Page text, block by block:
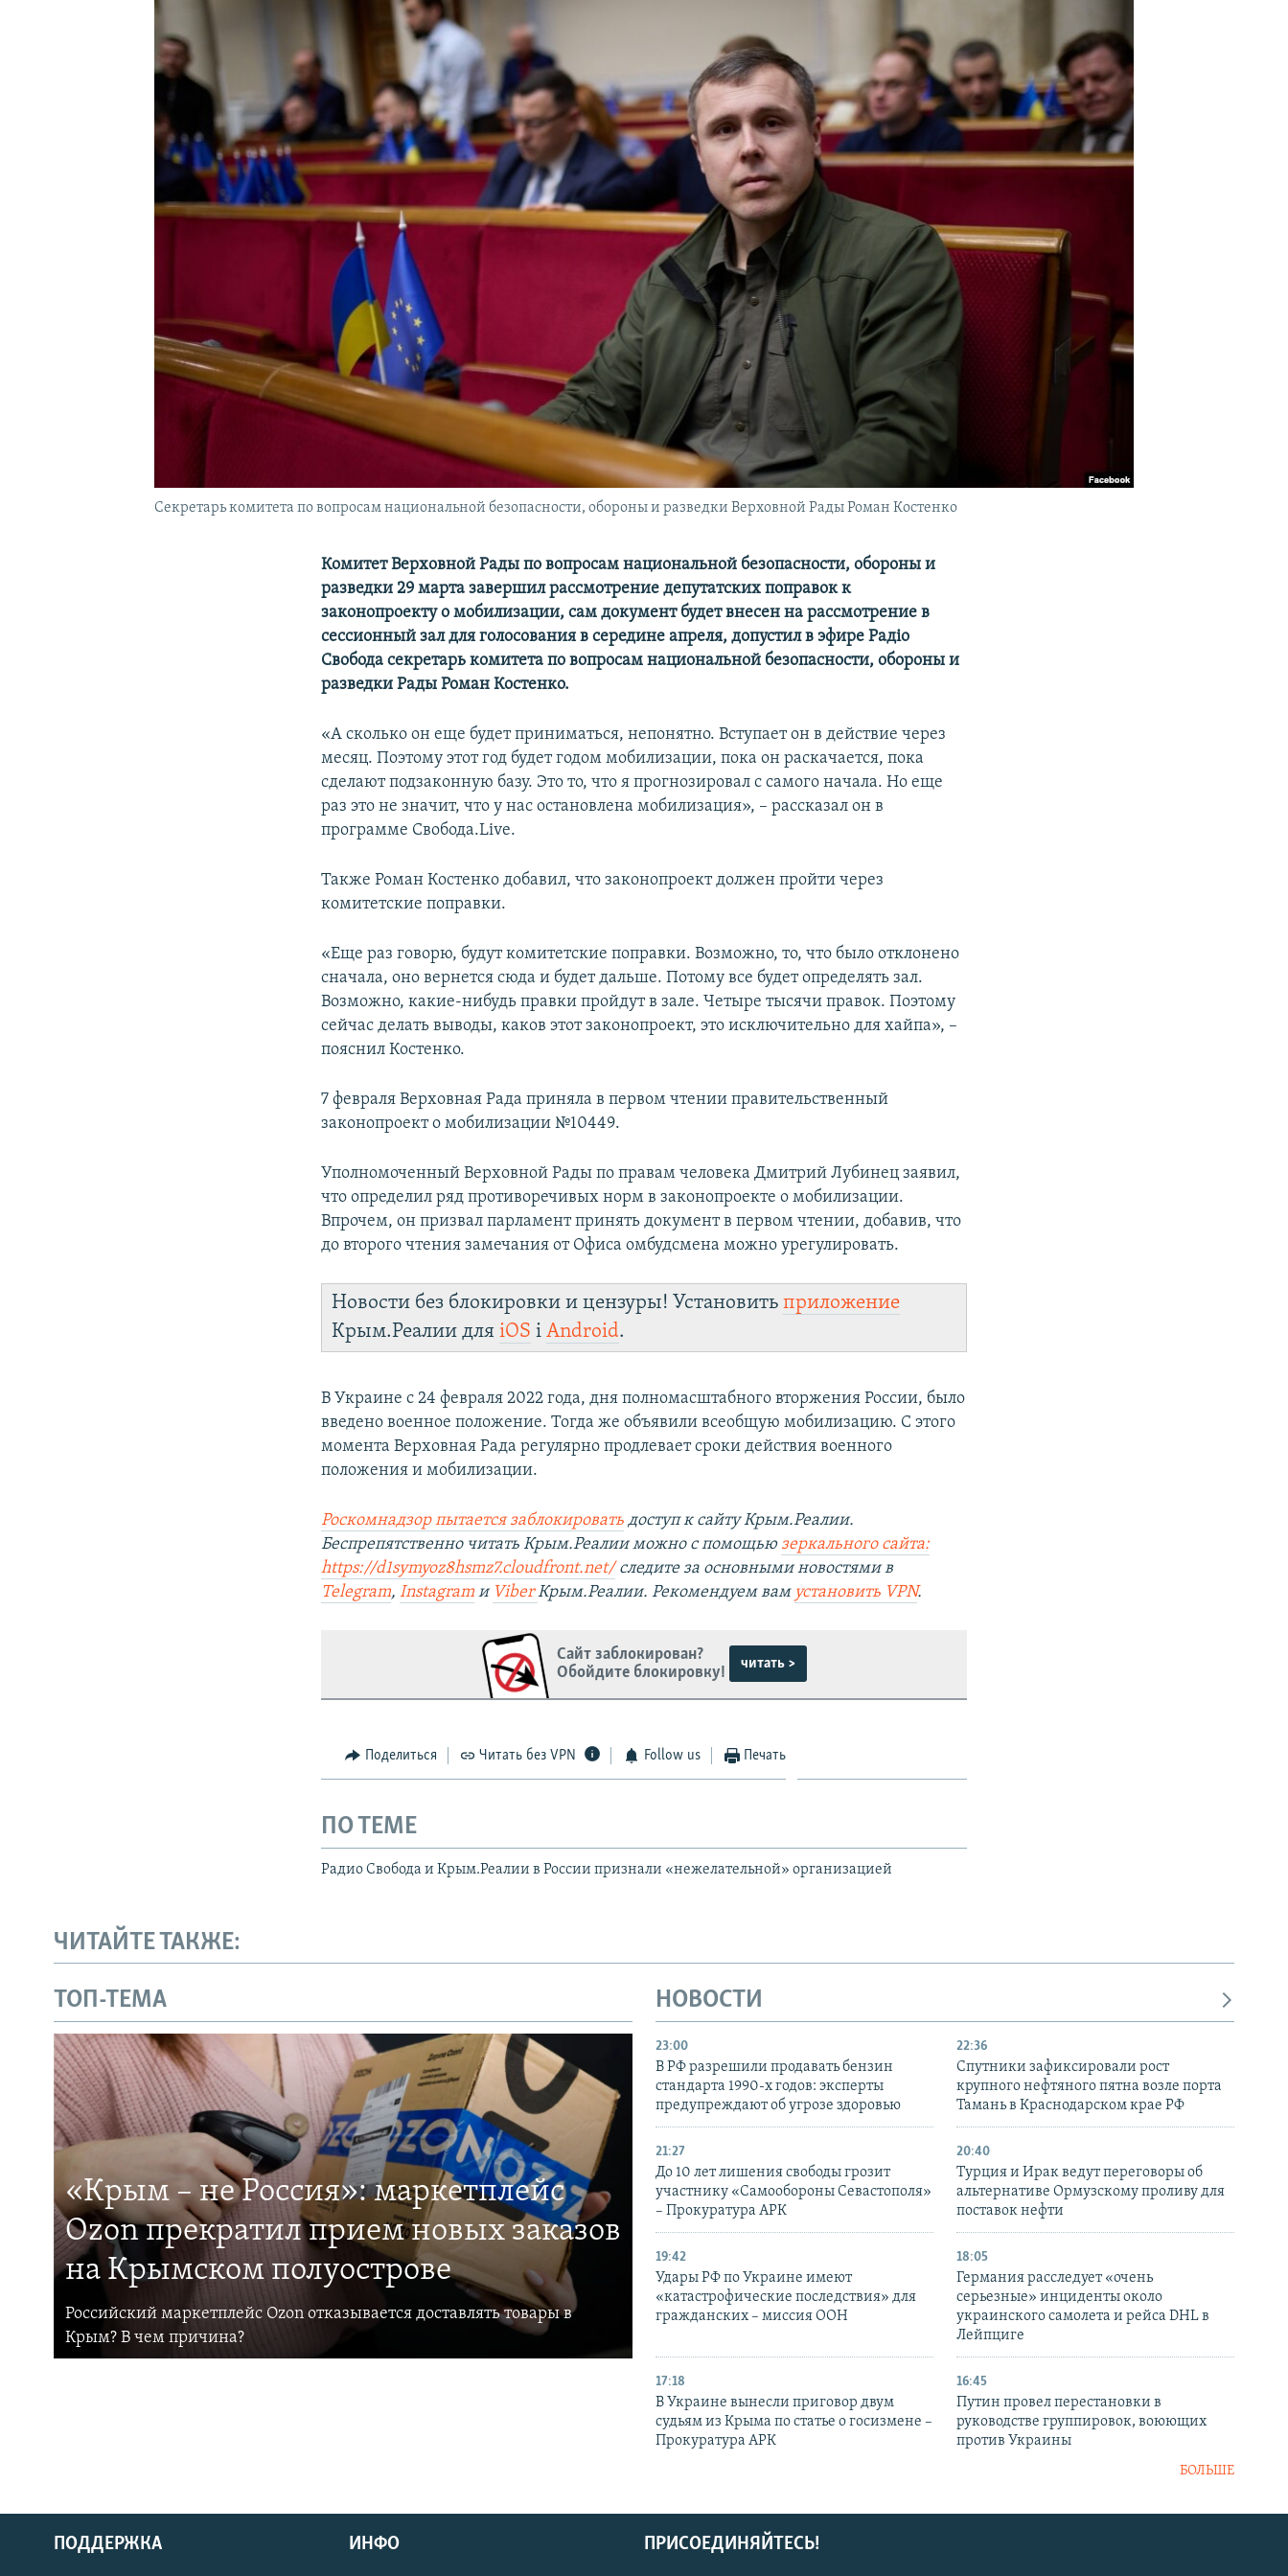
КРЫМ.НЕПОКОРЕННЫЙ
Секретарь комитета по вопросам национальной безопасности, обороны и разведки Верховной Рады Роман Костенко
Комитет Верховной Рады по вопросам национальной безопасности, обороны и
разведки 29 марта завершил рассмотрение депутатских поправок к
законопроекту о мобилизации, сам документ будет внесен на рассмотрение в
сессионный зал для голосования в середине апреля, допустил в эфире Радіо
Свобода секретарь комитета по вопросам национальной безопасности, обороны и
разведки Рады Роман Костенко.
«А сколько он еще будет приниматься, непонятно. Вступает он в действие через
месяц. Поэтому этот год будет годом мобилизации, пока он раскачается, пока
сделают подзаконную базу. Это то, что я прогнозировал с самого начала. Но еще
раз это не значит, что у нас остановлена мобилизация», – рассказал он в
программе Свобода.Live.
Также Роман Костенко добавил, что законопроект должен пройти через
комитетские поправки.
«Еще раз говорю, будут комитетские поправки. Возможно, то, что было отклонено
сначала, оно вернется сюда и будет дальше. Потому все будет определять зал.
Возможно, какие-нибудь правки пройдут в зале. Четыре тысячи правок. Поэтому
сейчас делать выводы, каков этот законопроект, это исключительно для хайпа», –
пояснил Костенко.
7 февраля Верховная Рада приняла в первом чтении правительственный
законопроект о мобилизации №10449.
Уполномоченный Верховной Рады по правам человека Дмитрий Лубинец заявил,
что определил ряд противоречивых норм в законопроекте о мобилизации.
Впрочем, он призвал парламент принять документ в первом чтении, добавив, что
до второго чтения замечания от Офиса омбудсмена можно урегулировать.
Новости без блокировки и цензуры! Установитьприложение
Крым.Реалии дляiOS іAndroid.
В Украине с 24 февраля 2022 года, дня полномасштабного вторжения России, было
введено военное положение. Тогда же объявили всеобщую мобилизацию. С этого
момента Верховная Рада регулярно продлевает сроки действия военного
положения и мобилизации.
Роскомнадзор пытается заблокировать доступ к сайту Крым.Реалии.
Беспрепятственно читать Крым.Реалии можно с помощьюзеркального сайта:
https://d1symyoz8hsmz7.cloudfront.net/следите за основными новостями в
Telegram,Instagram и ViberКрым.Реалии. Рекомендуем вам установить VPN.
Сайт заблокирован?
Обойдите блокировку!
читать >
Поделиться Читать без VPN Follow us Печать
ПО ТЕМЕ
Радио Свобода и Крым.Реалии в России признали «нежелательной» организацией
ЧИТАЙТЕ ТАКЖЕ:
ТОП-ТЕМА
«Крым – не Россия»: маркетплейс
Ozon прекратил прием новых заказов
на Крымском полуострове
Российский маркетплейс Ozon отказывается доставлять товары в
Крым? В чем причина?
НОВОСТИ
23:00
В РФ разрешили продавать бензин
стандарта 1990-х годов: эксперты
предупреждают об угрозе здоровью
22:36
Спутники зафиксировали рост
крупного нефтяного пятна возле порта
Тамань в Краснодарском крае РФ
21:27
До 10 лет лишения свободы грозит
участнику «Самообороны Севастополя»
– Прокуратура АРК
20:40
Турция и Ирак ведут переговоры об
альтернативе Ормузскому проливу для
поставок нефти
19:42
Удары РФ по Украине имеют
«катастрофические последствия» для
гражданских – миссия ООН
18:05
Германия расследует «очень
серьезные» инциденты около
украинского самолета и рейса DHL в
Лейпциге
17:18
В Украине вынесли приговор двум
судьям из Крыма по статье о госизмене –
Прокуратура АРК
16:45
Путин провел перестановки в
руководстве группировок, воюющих
против Украины
БОЛЬШЕ
ПРИСОЕДИНЯЙТЕСЬ!
ПОДДЕРЖКА ИНФО